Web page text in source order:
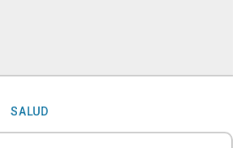
SALUD